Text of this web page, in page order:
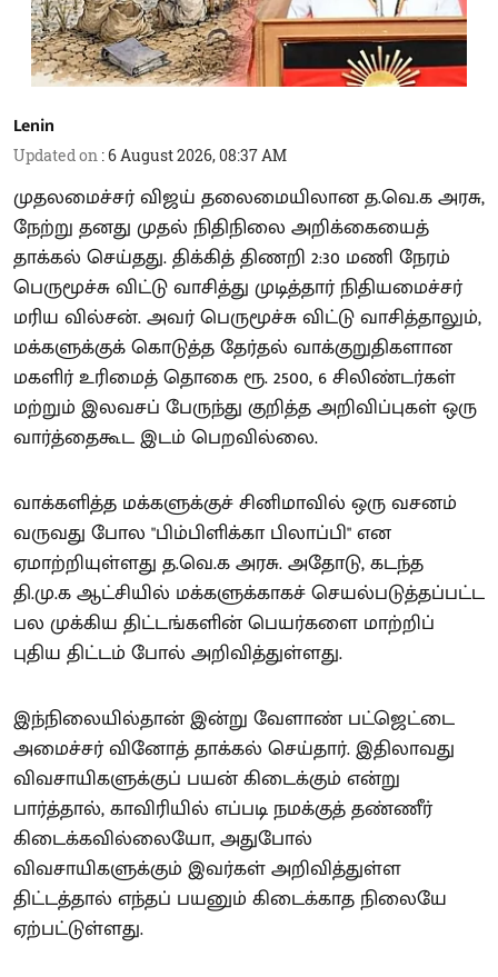
Lenin
Updated on :6 August 2026, 08:37 AM
முதலமைச்சர் விஜய் தலைமையிலான த.வெ.க அரசு,
நேற்று தனது முதல் நிதிநிலை அறிக்கையைத்
தாக்கல் செய்தது. திக்கித் திணறி 2:30 மணி நேரம்
பெருமூச்சு விட்டு வாசித்து முடித்தார் நிதியமைச்சர்
மரிய வில்சன். அவர் பெருமூச்சு விட்டு வாசித்தாலும்,
மக்களுக்குக் கொடுத்த தேர்தல் வாக்குறுதிகளான
மகளிர் உரிமைத் தொகை ரூ. 2500, 6 சிலிண்டர்கள்
மற்றும் இலவசப் பேருந்து குறித்த அறிவிப்புகள் ஒரு
வார்த்தைகூட இடம் பெறவில்லை.
வாக்களித்த மக்களுக்குச் சினிமாவில் ஒரு வசனம்
வருவது போல "பிம்பிளிக்கா பிலாப்பி" என
ஏமாற்றியுள்ளது த.வெ.க அரசு. அதோடு, கடந்த
தி.மு.க ஆட்சியில் மக்களுக்காகச் செயல்படுத்தப்பட்ட
பல முக்கிய திட்டங்களின் பெயர்களை மாற்றிப்
புதிய திட்டம் போல் அறிவித்துள்ளது.
இந்நிலையில்தான் இன்று வேளாண் பட்ஜெட்டை
அமைச்சர் வினோத் தாக்கல் செய்தார். இதிலாவது
விவசாயிகளுக்குப் பயன் கிடைக்கும் என்று
பார்த்தால், காவிரியில் எப்படி நமக்குத் தண்ணீர்
கிடைக்கவில்லையோ, அதுபோல்
விவசாயிகளுக்கும் இவர்கள் அறிவித்துள்ள
திட்டத்தால் எந்தப் பயனும் கிடைக்காத நிலையே
ஏற்பட்டுள்ளது.